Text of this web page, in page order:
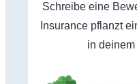
Schreibe eine
Insurance pflanzt
in